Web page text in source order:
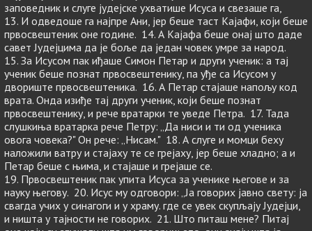
заповедник и слуге јудејске ухватише Исуса и свезаше га,
13. И одведоше га најпре Ани, јер беше таст Кајафи, који беше
првосвештеник оне године. 14. А Кајафа беше онај што даде
савет Јудејцима да је боље да један човек умре за народ.
15. За Исусом пак иђаше Симон Петар и други ученик: а тај
ученик беше познат првосвештенику, па уђе са Исусом у
двориште првосвештеника. 16. А Петар стајаше напољу код
врата. Онда изиђе тај други ученик, који беше познат
првосвештенику, и рече вратарки те уведе Петра. 17. Тада
слушкиња вратарка рече Петру: „Да ниси и ти од ученика
овога човека?" Он рече: „Нисам." 18. А слуге и момци беху
наложили ватру и стајаху те се грејаху, јер беше хладно; а и
Петар беше с њима, и стајаше и грејаше се.
19. Првосвештеник пак упита Исуса за ученике његове и за
науку његову. 20. Исус му одговори: „Ја говорих јавно свету: ја
свагда учих у синагоги и у храму. где се увек скупљају Јудејци,
и ништа у тајности не говорих. 21. Што питаш мене? Питај